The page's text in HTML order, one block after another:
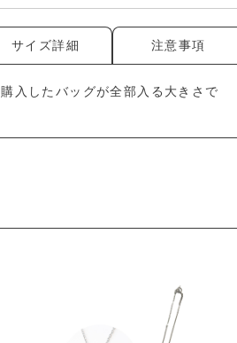
サイズ詳細 注意事項
入したバッグが全部入る大きさで